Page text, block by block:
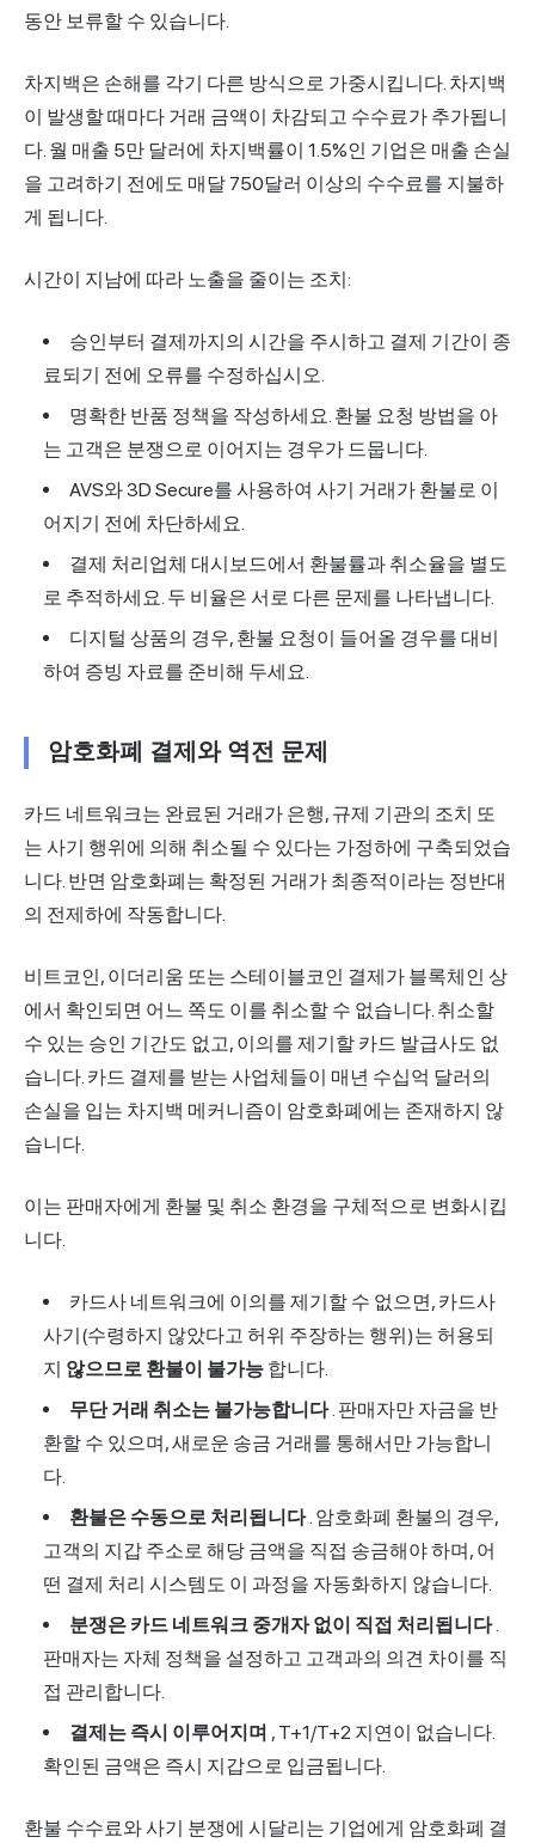
동안 보류할 수 있습니다.
차지백은 손해를 각기 다른 방식으로 가중시킵니다. 차지백
이 발생할 때마다 거래 금액이 차감되고 수수료가 추가됩니
다. 월 매출 5만 달러에 차지백률이 1.5%인 기업은 매출 손실
을 고려하기 전에도 매달 750달러 이상의 수수료를 지불하
게 됩니다.
시간이 지남에 따라 노출을 줄이는 조치:
승인부터 결제까지의 시간을 주시하고 결제 기간이 종
료되기 전에 오류를 수정하십시오.
명확한 반품 정책을 작성하세요. 환불 요청 방법을 아
는 고객은 분쟁으로 이어지는 경우가 드뭅니다.
AVS와 3D Secure를 사용하여 사기 거래가 환불로 이
어지기 전에 차단하세요.
결제 처리업체 대시보드에서 환불률과 취소율을 별도
로 추적하세요. 두 비율은 서로 다른 문제를 나타냅니다.
디지털 상품의 경우, 환불 요청이 들어올 경우를 대비
하여 증빙 자료를 준비해 두세요.
암호화폐 결제와 역전 문제
카드 네트워크는 완료된 거래가 은행, 규제 기관의 조치 또
는 사기 행위에 의해 취소될 수 있다는 가정하에 구축되었습
니다. 반면 암호화폐는 확정된 거래가 최종적이라는 정반대
의 전제하에 작동합니다.
비트코인, 이더리움 또는 스테이블코인 결제가 블록체인 상
에서 확인되면 어느 쪽도 이를 취소할 수 없습니다. 취소할
수 있는 승인 기간도 없고, 이의를 제기할 카드 발급사도 없
습니다. 카드 결제를 받는 사업체들이 매년 수십억 달러의
손실을 입는 차지백 메커니즘이 암호화폐에는 존재하지 않
습니다.
이는 판매자에게 환불 및 취소 환경을 구체적으로 변화시킵
니다.
카드사 네트워크에 이의를 제기할 수 없으면, 카드사
사기(수령하지 않았다고 허위 주장하는 행위)는 허용되
지 않으므로 환불이 불가능 합니다.
무단 거래 취소는 불가능합니다. 판매자만 자금을 반
환할 수 있으며, 새로운 송금 거래를 통해서만 가능합니
다.
환불은 수동으로 처리됩니다. 암호화폐 환불의 경우,
고객의 지갑 주소로 해당 금액을 직접 송금해야 하며, 어
떤 결제 처리 시스템도 이 과정을 자동화하지 않습니다.
분쟁은 카드 네트워크 중개자 없이 직접 처리됩니다.
판매자는 자체 정책을 설정하고 고객과의 의견 차이를 직
접 관리합니다.
결제는 즉시 이루어지며 , T+1/T+2 지연이 없습니다.
확인된 금액은 즉시 지갑으로 입금됩니다.
환불 수수료와 사기 분쟁에 시달리는 기업에게 암호화폐 결